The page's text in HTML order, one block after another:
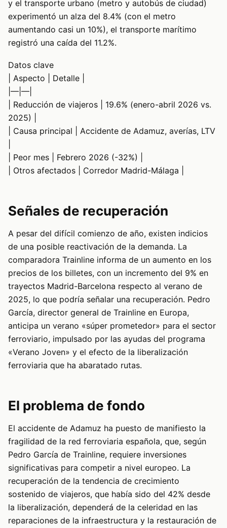
y el transporte urbano (metro y autobús de ciudad)
experimentó un alza del 8.4% (con el metro
aumentando casi un 10%), el transporte marítimo
registró una caída del 11.2%.
Datos clave
| Aspecto | Detalle |
|—|—|
| Reducción de viajeros | 19.6% (enero-abril 2026 vs.
2025) |
| Causa principal | Accidente de Adamuz, averías, LTV
| Peor mes | Febrero 2026 (-32%) |
| Otros afectados | Corredor Madrid-Málaga |
Señales de recuperación
A pesar del difícil comienzo de año, existen indicios
de una posible reactivación de la demanda. La
comparadora Trainline informa de un aumento en los
precios de los billetes, con un incremento del 9% en
trayectos Madrid-Barcelona respecto al verano de
2025, lo que podría señalar una recuperación. Pedro
García, director general de Trainline en Europa,
anticipa un verano «súper prometedor» para el sector
ferroviario, impulsado por las ayudas del programa
«Verano Joven» y el efecto de la liberalización
ferroviaria que ha abaratado rutas.
El problema de fondo
El accidente de Adamuz ha puesto de manifiesto la
fragilidad de la red ferroviaria española, que, según
Pedro García de Trainline, requiere inversiones
significativas para competir a nivel europeo. La
recuperación de la tendencia de crecimiento
sostenido de viajeros, que había sido del 42% desde
la liberalización, dependerá de la celeridad en las
reparaciones de la infraestructura y la restauración de